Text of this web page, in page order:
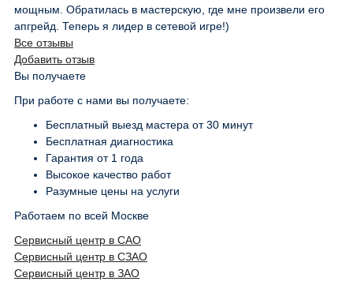
мощным. Обратилась в мастерскую, где мне произвели его
апгрейд. Теперь я лидер в сетевой игре!)
Все отзывы
Добавить отзыв
Вы получаете
При работе с нами вы получаете:
Бесплатный выезд мастера от 30 минут
Бесплатная диагностика
Гарантия от 1 года
Высокое качество работ
Разумные цены на услуги
Работаем по всей Москве
Сервисный центр в САО
Сервисный центр в СЗАО
Сервисный центр в ЗАО